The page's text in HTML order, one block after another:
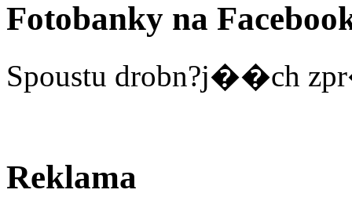
Fotobanky na
Spoustu drobn?j��ch
Reklama